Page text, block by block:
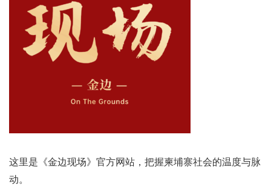
这里是《金边现场》官方网站，把握柬埔寨社会的温度与脉
动。